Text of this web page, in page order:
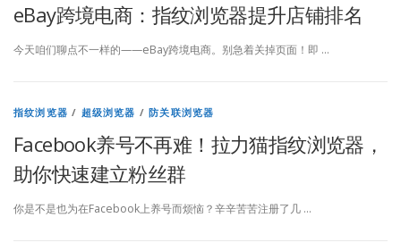
eBay跨境电商：指纹浏览器提升店铺排名
今天咱们聊点不一样的——eBay跨境电商。别急着关掉页面！即 …
指纹浏览器 / 超级浏览器 /防关联浏览器
Facebook养号不再难！拉力猫指纹浏览器，
助你快速建立粉丝群
你是不是也为在Facebook上养号而烦恼？辛辛苦苦注册了几 …